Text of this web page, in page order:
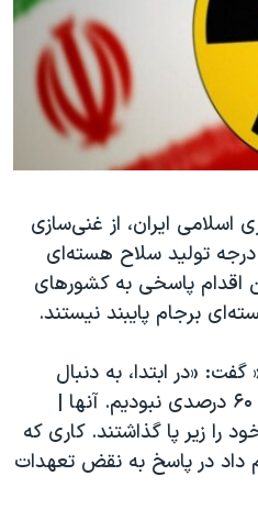
ایران
اسلامی ایران، از غنی‌سازی
درجه تولید سلاح هسته‌ای
اقدام پاسخی به کشورهای
برجام پایبند نیستند.
«در ابتدا، به دنبال
غنی‌سازی اورانیوم با خلوص ۶۰ درصدی نبودیم. آنها |
را زیر پا گذاشتند. کاری که
داد در پاسخ به نقض تعهدات